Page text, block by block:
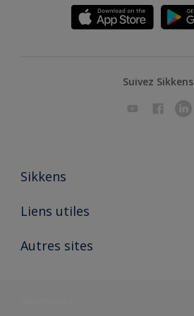
Suivez Sikkens
Sikkens
A propos de Sikkens
Liens utiles
Ouvrir un magasin PASS
Autres sites